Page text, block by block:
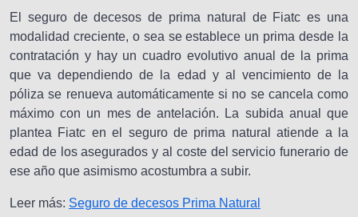
El seguro de decesos de prima natural de Fiatc es una
modalidad creciente, o sea se establece un prima desde la
contratación y hay un cuadro evolutivo anual de la prima
que va dependiendo de la edad y al vencimiento de la
póliza se renueva automáticamente si no se cancela como
máximo con un mes de antelación. La subida anual que
plantea Fiatc en el seguro de prima natural atiende a la
edad de los asegurados y al coste del servicio funerario de
ese año que asimismo acostumbra a subir.
Leer más: Seguro de decesos Prima Natural